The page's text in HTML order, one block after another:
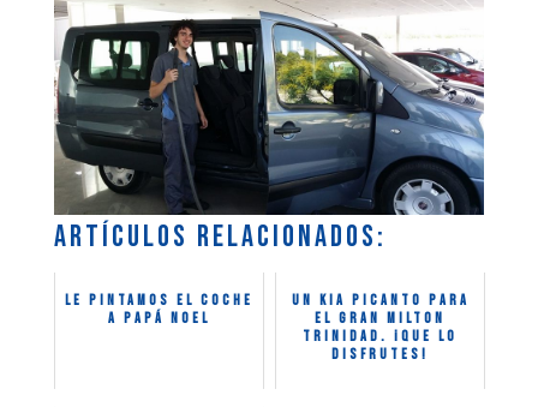
Artículos relacionados:
Le pintamos el coche
a Papá Noel
Un Kia Picanto para
el gran Milton
Trinidad. ¡Que lo
disfrutes!